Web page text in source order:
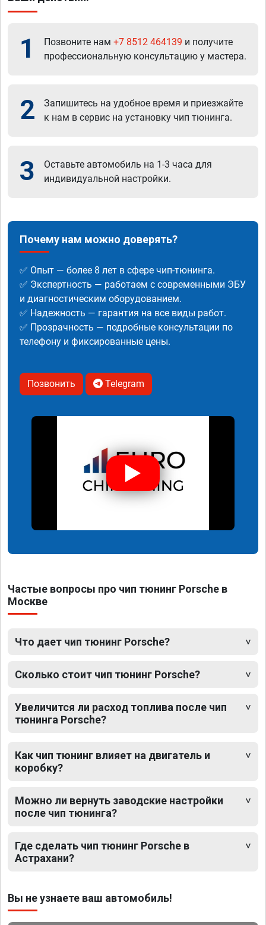
1 Позвоните нам +7 8512 464139 и получите
профессиональную консультацию у мастера.
2
Запишитесь на удобное время и приезжайте
к нам в сервис на установку чип тюнинга.
3
Оставьте автомобиль на 1-3 часа для
индивидуальной настройки.
Почему нам можно доверять?
✅ Опыт — более 8 лет в сфере чип-тюнинга.
✅ Экспертность — работаем с современными ЭБУ
и диагностическим оборудованием.
✅ Надежность — гарантия на все виды работ.
✅ Прозрачность — подробные консультации по
телефону и фиксированные цены.
Позвонить Telegram
Частые вопросы про чип тюнинг Porsche в
Москве
Что дает чип тюнинг Porsche?
Сколько стоит чип тюнинг Porsche?
Увеличится ли расход топлива после чип
тюнинга Porsche?
Как чип тюнинг влияет на двигатель и
коробку?
Можно ли вернуть заводские настройки
после чип тюнинга?
Где сделать чип тюнинг Porsche в
Астрахани?
Вы не узнаете ваш автомобиль!